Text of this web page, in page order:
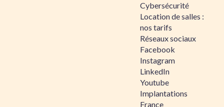
Cybersécurité
Location de salles :
nos tarifs
Réseaux sociaux
Facebook
Instagram
LinkedIn
Youtube
Implantations
France